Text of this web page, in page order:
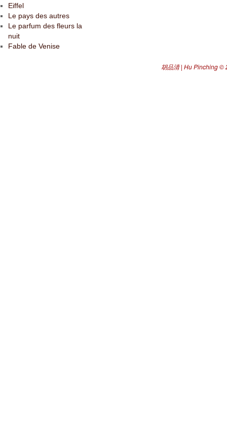
Eiffel
Le pays des autres
Le parfum des fleurs la
nuit
Fable de Venise
胡品清 | Hu Pinching©